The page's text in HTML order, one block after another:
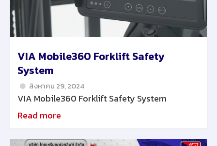
VIA Mobile360 Forklift Safety
System
สิงหาคม 29, 2024
VIA Mobile360 Forklift Safety System
Read more